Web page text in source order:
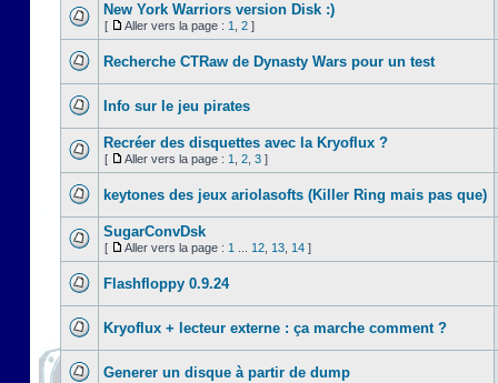
New York Warriors version Disk :)
[ Aller vers la page : 1 2 ]
Recherche CTRaw de Dynasty Wars pour un test
Info sur le jeu pirates
Recréer des disquettes avec la Kryoflux ?
[ Aller vers la page : 1 2 3 ]
keytones des jeux ariolasofts (Killer Ring mais pas que)
SugarConvDsk
[ Aller vers la page : 1 12 13 14 ]
Flashfloppy 0.9.24
Kryoflux + lecteur externe : ça marche comment ?
Generer un disque à partir de dump